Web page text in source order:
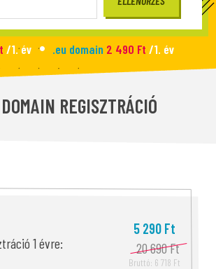
/1. év .eu domain 2 490 Ft /1. év
Ft/1. év .fun domain1 090 Ft/1. év
/hó REGISZTRÁCIÓ
1 évre:
5 290 Ft
20 690 Ft
Bruttó: 6 718 Ft